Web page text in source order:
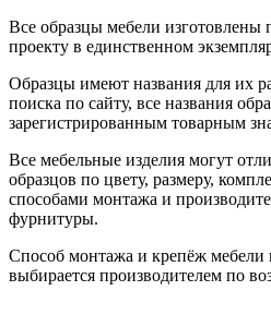
Все образцы мебели изготовлены
проекту в единственном
Образцы имеют названия для их
поиска по сайту, все названия
зарегистрированным товарным
Все мебельные изделия могут
образцов по цвету, размеру,
способами монтажа и
фурнитуры.
Способ монтажа и крепёж мебели
выбирается производителем по